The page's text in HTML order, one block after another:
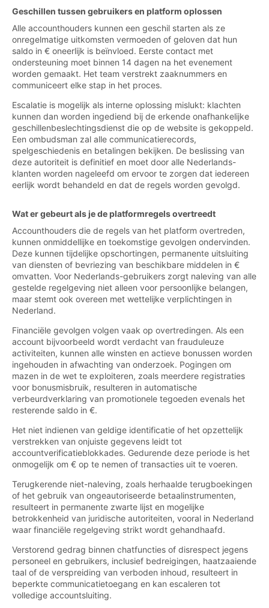
Geschillen tussen gebruikers en platform oplossen
Alle accounthouders kunnen een geschil starten als ze
onregelmatige uitkomsten vermoeden of geloven dat hun
saldo in € oneerlijk is beïnvloed. Eerste contact met
ondersteuning moet binnen 14 dagen na het evenement
worden gemaakt. Het team verstrekt zaaknummers en
communiceert elke stap in het proces.
Escalatie is mogelijk als interne oplossing mislukt: klachten
kunnen dan worden ingediend bij de erkende onafhankelijke
geschillenbeslechtingsdienst die op de website is gekoppeld.
Een ombudsman zal alle communicatierecords,
spelgeschiedenis en betalingen bekijken. De beslissing van
deze autoriteit is definitief en moet door alle Nederlands-
klanten worden nageleefd om ervoor te zorgen dat iedereen
eerlijk wordt behandeld en dat de regels worden gevolgd.
Wat er gebeurt als je de platformregels overtreedt
Accounthouders die de regels van het platform overtreden,
kunnen onmiddellijke en toekomstige gevolgen ondervinden.
Deze kunnen tijdelijke opschortingen, permanente uitsluiting
van diensten of bevriezing van beschikbare middelen in €
omvatten. Voor Nederlands-gebruikers zorgt naleving van alle
gestelde regelgeving niet alleen voor persoonlijke belangen,
maar stemt ook overeen met wettelijke verplichtingen in
Nederland.
Financiële gevolgen volgen vaak op overtredingen. Als een
account bijvoorbeeld wordt verdacht van frauduleuze
activiteiten, kunnen alle winsten en actieve bonussen worden
ingehouden in afwachting van onderzoek. Pogingen om
mazen in de wet te exploiteren, zoals meerdere registraties
voor bonusmisbruik, resulteren in automatische
verbeurdverklaring van promotionele tegoeden evenals het
resterende saldo in €.
Het niet indienen van geldige identificatie of het opzettelijk
verstrekken van onjuiste gegevens leidt tot
accountverificatieblokkades. Gedurende deze periode is het
onmogelijk om € op te nemen of transacties uit te voeren.
Terugkerende niet-naleving, zoals herhaalde terugboekingen
of het gebruik van ongeautoriseerde betaalinstrumenten,
resulteert in permanente zwarte lijst en mogelijke
betrokkenheid van juridische autoriteiten, vooral in Nederland
waar financiële regelgeving strikt wordt gehandhaafd.
Verstorend gedrag binnen chatfuncties of disrespect jegens
personeel en gebruikers, inclusief bedreigingen, haatzaaiende
taal of de verspreiding van verboden inhoud, resulteert in
beperkte communicatietoegang en kan escaleren tot
volledige accountsluiting.